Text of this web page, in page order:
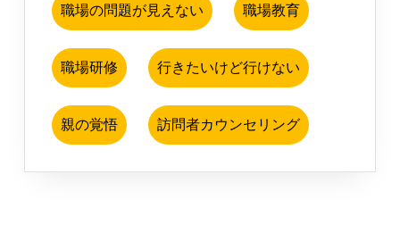
職場の問題が見えない 職場教育
職場研修 行きたいけど行けない
親の覚悟 訪問者カウンセリング